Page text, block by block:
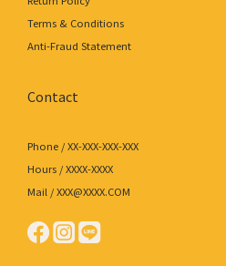
Terms & Conditions
Anti-Fraud Statement
Contact
Phone / XX-XXX-XXX-XXX
Hours / XXXX-XXXX
Mail / XXX@XXXX.COM